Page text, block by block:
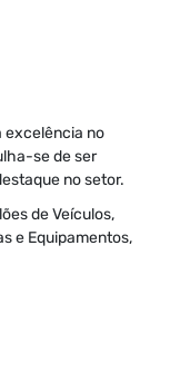
excelência no
se de ser
no setor.
de Veículos,
e Equipamentos,